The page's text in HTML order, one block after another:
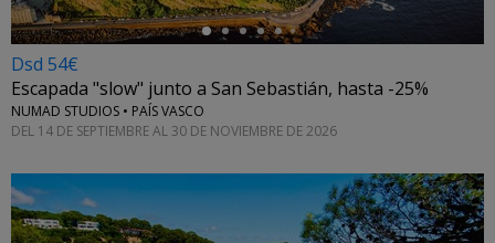
Dsd 54€
Escapada "slow" junto a San Sebastián, hasta -25%
NUMAD STUDIOS • PAÍS VASCO
DEL 14 DE SEPTIEMBRE AL 30 DE NOVIEMBRE DE 2026